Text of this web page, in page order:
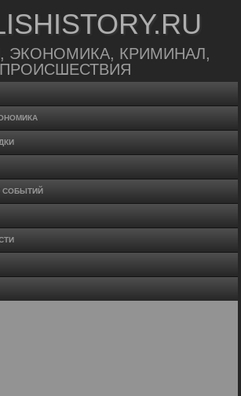
ЭКОНОМИКА, КРИМИНАЛ,
ПРОИСШЕСТВИЯ
СОБЫТИЙ